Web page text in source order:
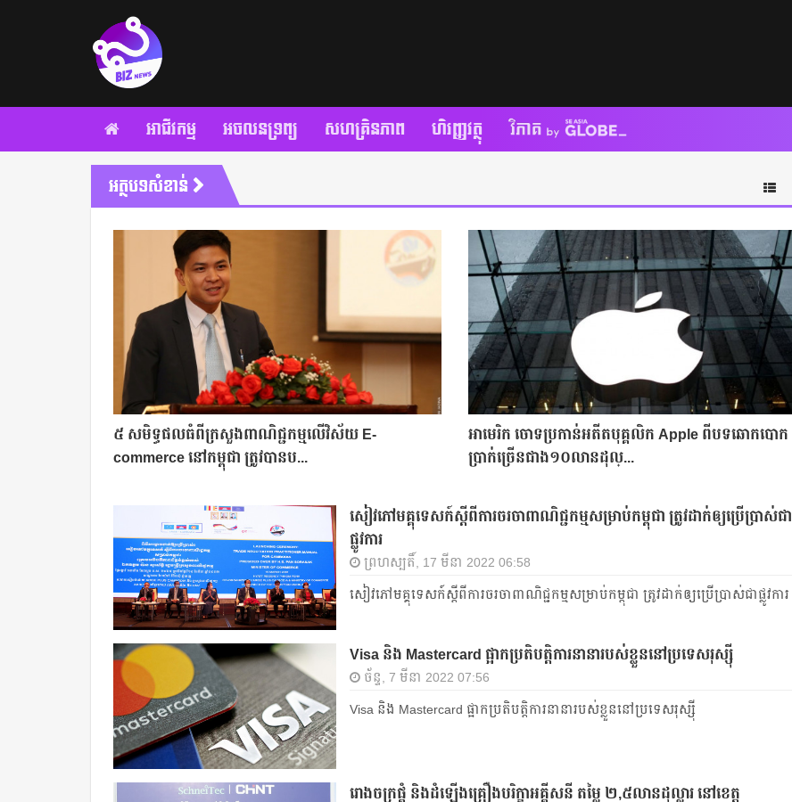
អាជីវកម្ម អចលនទ្រព្យ សហគ្រិនភាព ហិរញ្ញវត្ថុ
អត្ថបទសំខាន់
៥ សមិទ្ធផលធំ​ពីក្រសួងពាណិជ្ជកម្មលើវិស័យ E-
commerce នៅកម្ពុជា ត្រូវបានប...
អាមេរិក ចោទប្រកាន់អតីតបុគ្គលិក Apple ពីបទឆោកបោក
ប្រាក់ច្រើនជាង១០លានដុល្...
សៀវភៅមគ្គុទេសក៍ស្តីពីការចរចាពាណិជ្ជកម្មសម្រាប់កម្ពុជា ត្រូវដាក់ឲ្យប្រើប្រាស់ជា
ផ្លូវការ
ព្រហស្បតិ៍, 17 មីនា 2022 06:58
សៀវភៅមគ្គុទេសក៍ស្តីពីការចរចាពាណិជ្ជកម្មសម្រាប់កម្ពុជា ត្រូវដាក់ឲ្យប្រើប្រាស់ជាផ្លូវការ
Visa និង Mastercard ផ្អាកប្រតិបត្តិការនានារបស់ខ្លួននៅប្រទេសរុស្ស៊ី
ច័ន្ទ, 7 មីនា 2022 07:56
Visa និង Mastercard ផ្អាកប្រតិបត្តិការនានារបស់ខ្លួននៅប្រទេសរុស្ស៊ី
រោងចក្រផ្គុំ និងដំឡើងគ្រឿងបរិក្ខាអគ្គីសនី តម្លៃ ២,៥លានដុល្លារ នៅខេត្ត